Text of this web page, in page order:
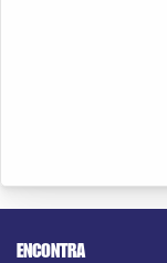
ENCONTRA